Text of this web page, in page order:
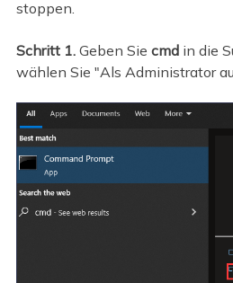
stoppen.
Schritt 1. Geben Sie cmd in die
wählen Sie "Als Administrator